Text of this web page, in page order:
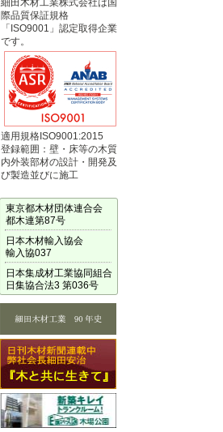
細田木材工業株式会社は国
際品質保証規格
「ISO9001」認定取得企業
です。
適用規格ISO9001:2015
登録範囲：壁・床等の木質
内外装部材の設計・開発及
び製造並びに施工
東京都木材団体連合会
都木連第87号
日本木材輸入協会
輸入協037
日本集成材工業協同組合
日集協合法3 第036号